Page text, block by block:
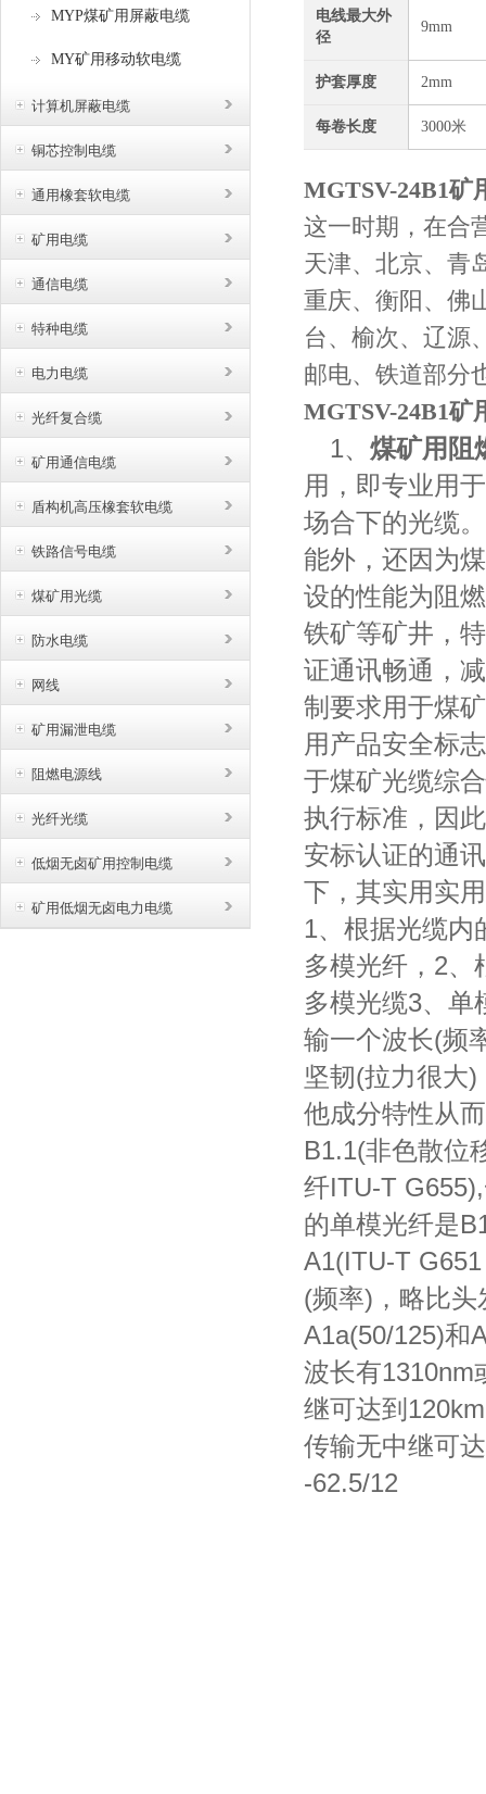
MYP煤矿用屏蔽电缆
MY矿用移动软电缆
计算机屏蔽电缆
铜芯控制电缆
通用橡套软电缆
矿用电缆
通信电缆
特种电缆
电力电缆
光纤复合缆
矿用通信电缆
盾构机高压橡套软电缆
铁路信号电缆
煤矿用光缆
防水电缆
网线
矿用漏泄电缆
阻燃电源线
光纤光缆
低烟无卤矿用控制电缆
矿用低烟无卤电力电缆
电线最大外
径
9mm
护套厚度 2mm
每卷长度 3000米
MGTSV-24B1矿
这一时期，在合
天津、北京、青
重庆、衡阳、佛
台、榆次、辽源
邮电、铁道部分
MGTSV-24B1矿
1、 煤矿用阻
用，即专业用
场合下的光缆。
能外，还因为
设的性能为阻
铁矿等矿井，
证通讯畅通，
制要求用于煤
用产品安全标
于煤矿光缆综
执行标准，因
安标认证的通
下，其实用实
1、根据光缆内
多模光纤， 2、
多模光缆3、单
输一个波长(频
坚韧(拉力很大)
他成分特性从
B1.1(非色散位
纤ITU-T G655),
的单模光纤是
A1(ITU-T
(频率) ，略比
A1a(50/125)和
波长有1310nm
继可达到
传输无中继可
-62.5/12